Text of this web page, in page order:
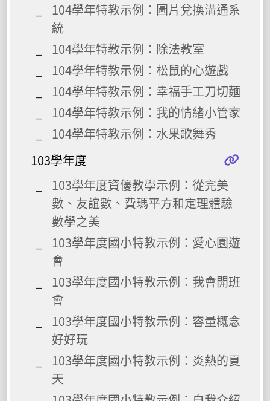
104學年特教示例：圖片兌換溝通系
統
104學年特教示例：除法教室
104學年特教示例：松鼠的心遊戲
104學年特教示例：幸福手工刀切麵
104學年特教示例：我的情緒小管家
104學年特教示例：水果歌舞秀
103學年度
103學年度資優教學示例：從完美
數、友誼數、費瑪平方和定理體驗
數學之美
103學年度國小特教示例：愛心園遊
會
103學年度國小特教示例：我會開班
會
103學年度國小特教示例：容量概念
好好玩
103學年度國小特教示例：炎熱的夏
天